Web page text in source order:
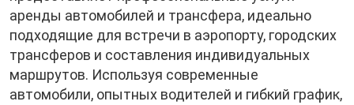
аренды автомобилей и трансфера, идеально
подходящие для встречи в аэропорту, городских
трансферов и составления индивидуальных
маршрутов. Используя современные
автомобили, опытных водителей и гибкий график,